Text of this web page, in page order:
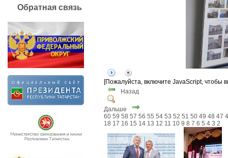
Обратная связь
[Пожалуйста, включите JavaScript, чтобы
Назад
Дальше
60 59 58 57 56 55 54 53 52 51 50 49 48 47
18 17 16 15 14 13 12 11 10 9 8 7 6 5 4 3 2